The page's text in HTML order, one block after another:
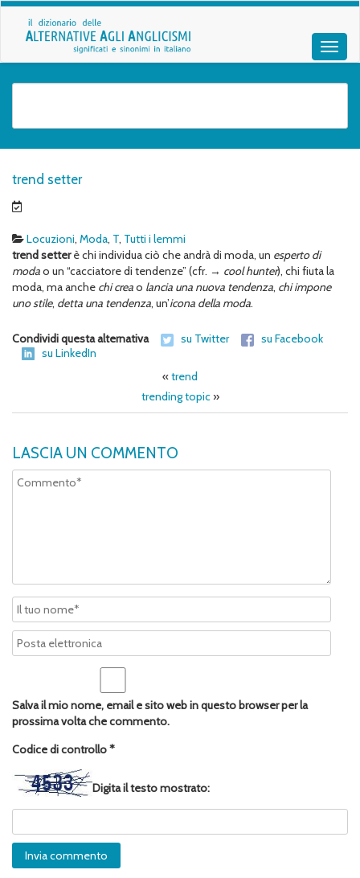
trend setter
Locuzioni, Moda, T, Tutti i lemmi
trend setterè chi individua ciò che andrà di moda, un esperto di
modao un “cacciatore di tendenze” (cfr. → cool hunter), chi fiuta la
moda, ma anche chi creao lancia una nuova tendenza, chi impone
uno stile, detta una tendenza, un’icona della moda.
Condividi questa alternativa su Twitter
su Facebook
su LinkedIn
«trend
trending topic»
LASCIA UN COMMENTO
Salva il mio nome, email e sito web in questo browser per la
prossima volta che commento.
Codice di controllo*
Digita il testo mostrato: